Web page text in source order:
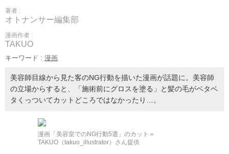
著者 :
オトナンサー編集部
漫画作者 :
TAKUO
キーワード : 漫画
美容師目線から見た客のNG行動を描いた漫画が話題に。美容師
の立場からすると、「施術前にグロスを塗る」と髪の毛がベタベ
タくっついてカットどころではなかったり…。
漫画「美容室でのNG行動5選」のカット＝
TAKUO（takuo_illustrator）さん提供